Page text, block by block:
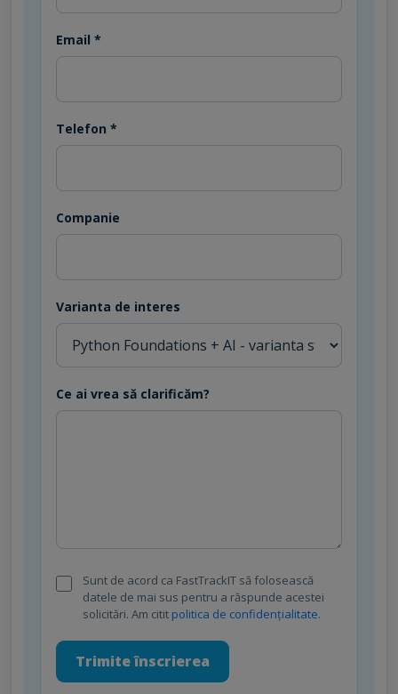
Email *
Telefon *
Companie
Varianta de interes
Ce ai vrea să clarificăm?
Sunt de acord ca FastTrackIT să folosească
datele de mai sus pentru a răspunde acestei
solicitări. Am citit politica de confidențialitate.
Trimite înscrierea